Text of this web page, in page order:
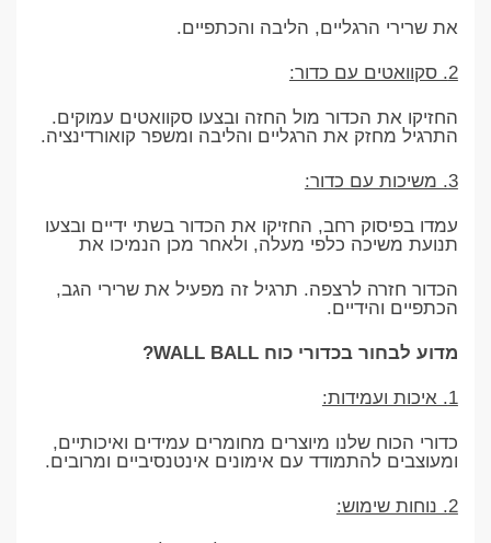
את שרירי הרגליים, הליבה והכתפיים.
2. סקוואטים עם כדור:
החזיקו את הכדור מול החזה ובצעו סקוואטים עמוקים.
התרגיל מחזק את הרגליים והליבה ומשפר קואורדינציה.
3. משיכות עם כדור:
עמדו בפיסוק רחב, החזיקו את הכדור בשתי ידיים ובצעו
תנועת משיכה כלפי מעלה, ולאחר מכן הנמיכו את
הכדור חזרה לרצפה. תרגיל זה מפעיל את שרירי הגב,
הכתפיים והידיים.
מדוע לבחור בכדורי כוח WALL BALL?
1. איכות ועמידות:
כדורי הכוח שלנו מיוצרים מחומרים עמידים ואיכותיים,
ומעוצבים להתמודד עם אימונים אינטנסיביים ומרובים.
2. נוחות שימוש: